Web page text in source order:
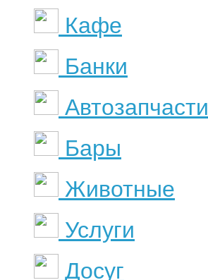
Кафе
Банки
Автозапчасти
Бары
Животные
Услуги
Досуг